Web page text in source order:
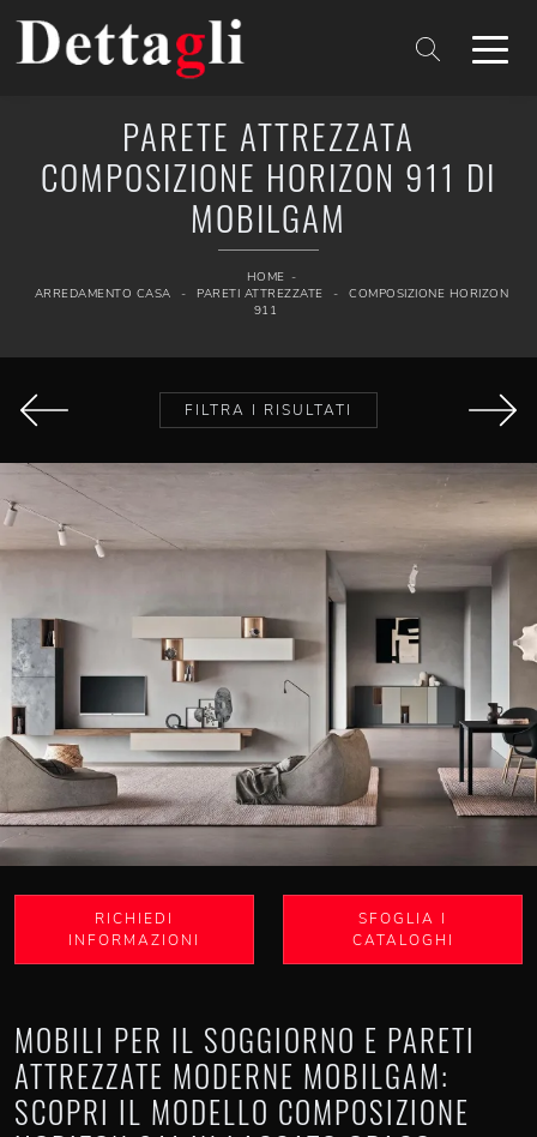
PARETE ATTREZZATA
COMPOSIZIONE HORIZON 911 DI
MOBILGAM
HOME -
ARREDAMENTO CASA
- PARETI ATTREZZATE -
COMPOSIZIONE HORIZON
911
FILTRA I RISULTATI
RICHIEDI
INFORMAZIONI
SFOGLIA I
CATALOGHI
MOBILI PER IL SOGGIORNO E PARETI
ATTREZZATE MODERNE MOBILGAM:
SCOPRI IL MODELLO COMPOSIZIONE